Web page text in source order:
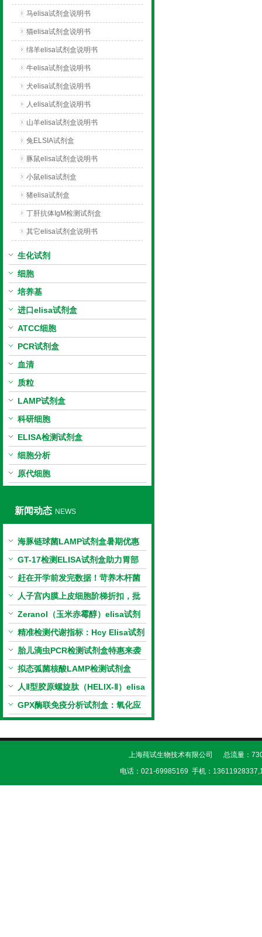
马elisa试剂盒说明书
猫elisa试剂盒说明书
绵羊elisa试剂盒说明书
牛elisa试剂盒说明书
犬elisa试剂盒说明书
人elisa试剂盒说明书
山羊elisa试剂盒说明书
兔ELSIA试剂盒
豚鼠elisa试剂盒说明书
小鼠elisa试剂盒
猪elisa试剂盒
丁肝抗体IgM检测试剂盒
其它elisa试剂盒说明书
生化试剂
细胞
培养基
进口elisa试剂盒
ATCC细胞
PCR试剂盒
血清
质粒
LAMP试剂盒
科研细胞
ELISA检测试剂盒
细胞分析
原代细胞
新闻动态 NEWS
海豚链球菌LAMP试剂盒暑期优惠
GT-17检测ELISA试剂盒助力胃部
相关指标样本定量研究
赶在开学前发完数据！苛养木杆菌
PCR检测试剂盒暑假优惠开启
人子宫内膜上皮细胞阶梯折扣，批
量更划算
Zeranol（玉米赤霉醇）elisa试剂
盒特惠
精准检测代谢指标：Hcy Elisa试剂
盒的科研应用与技术特点
胎儿滴虫PCR检测试剂盒特惠来袭
拟态弧菌核酸LAMP检测试剂盒
（恒温荧光法）新品上市优惠活动
人Ⅱ型胶原螺旋肽（HELIX-Ⅱ）elisa
试剂盒科研优惠活动开启
GPX酶联免疫分析试剂盒：氧化应
激研究精准检测工具
上海莼试生物技术有限公司 总流量：
电话：021-69985169 手机：